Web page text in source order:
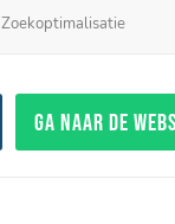
Zoekoptimalisatie
Ga naar de